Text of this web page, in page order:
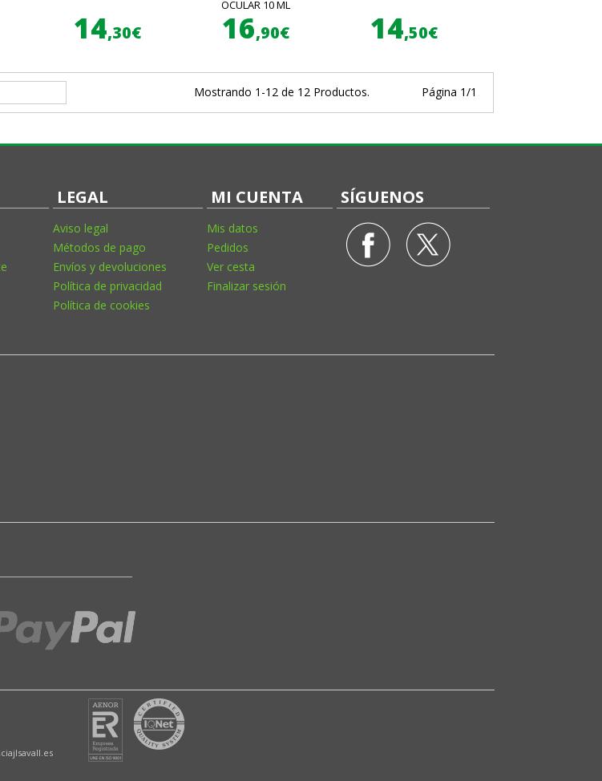
14,30€
OCULAR 10 ML
16,90€ 14,50€
Mostrando 1-12 de 12 Productos. Página 1/1
LEGAL
Aviso legal
Métodos de pago
Envíos y devoluciones
Política de privacidad
Política de cookies
MI CUENTA
Mis datos
Pedidos
Ver cesta
Finalizar sesión
SÍGUENOS